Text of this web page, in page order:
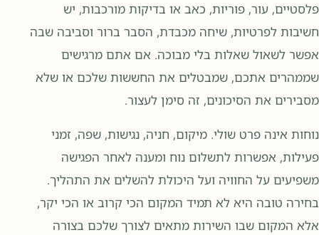
פלסטיים, עור, פוריות, כאב או בדיקות מורכבות, יש
חשיבות לפרטיות, שיחה מכבדת, הסבר ברור וסביבה שבה
אפשר לשאול שאלות בלי מבוכה. אם אתם מרגישים
שממהרים אתכם, שמבטלים את החששות שלכם או שלא
מסבירים את הסיכונים, זה סימן לעצור.
נוחות אינה פרט שולי. מיקום, חניה, נגישות, שפה, זמני
פעילות, אפשרות לתשלום נוח ומענה לאחר הפגישה
משפיעים על החוויה ועל היכולת להשלים את התהליך.
בחירה טובה היא לא תמיד המקום הכי קרוב או הכי יקר,
אלא המקום שבו השירות מתאים לצורך שלכם בצורה